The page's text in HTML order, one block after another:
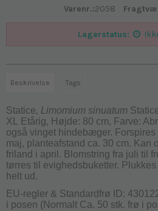
Varenr.:2058
Lagerstatus:
Beskrivelse Tags
Statice, Limomium sinuatum
XL
Etårig, Højde: 80 cm, Farve:
også vinget hindebæger. Forspires
maj, planteafstand ca. 30 cm. Kan
friland i april. Blomstring fra juli til
tørres til evighedsbuketter.
helt ud.
EU-regler & Standardfrø ID:
i posen (Normalt Ca. 50 stk. frø i